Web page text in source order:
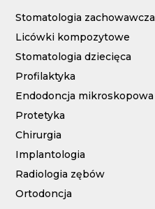
Stomatologia zachowawcza
Licówki kompozytowe
Stomatologia dziecięca
Profilaktyka
Endodoncja mikroskopowa
Protetyka
Chirurgia
Implantologia
Radiologia zębów
Ortodoncja